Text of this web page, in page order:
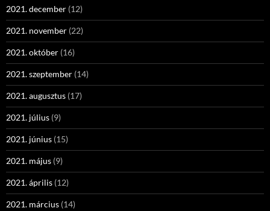
2021. december (12)
2021. november (22)
2021. október (16)
2021. szeptember (14)
2021. augusztus (17)
2021. július (9)
2021. június (15)
2021. május (9)
2021. április (12)
2021. március (14)